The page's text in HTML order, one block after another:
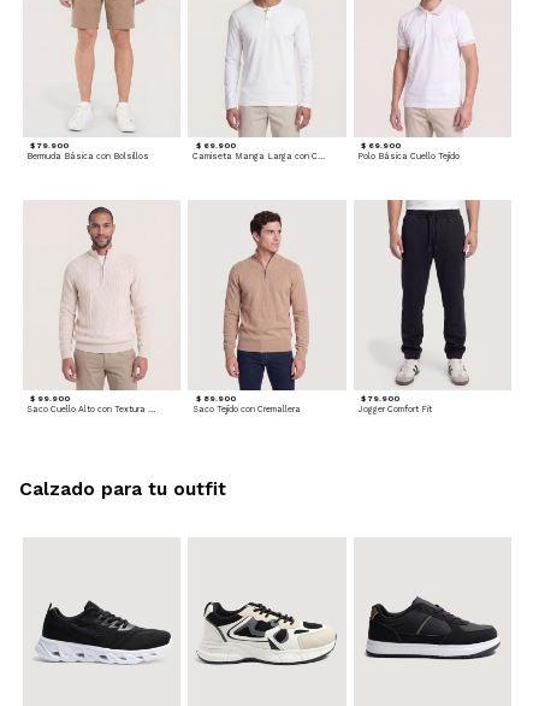
$ 79.900
Bermuda Básica con Bolsillos
$ 69.900
Camiseta Manga Larga con Cuello Henley
$ 69.900
Polo Básica Cuello Tejido
$ 99.900
Saco Cuello Alto con Textura Trenzada
$ 89.900
Saco Tejido con Cremallera
$ 79.900
Jogger Comfort Fit
Calzado para tu outfit